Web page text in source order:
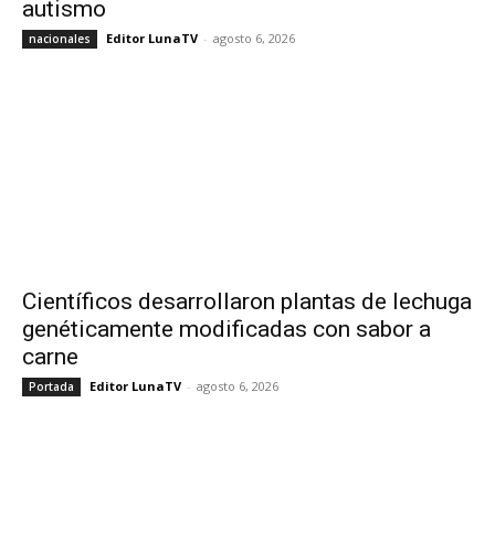
autismo
nacionales Editor LunaTV - agosto 6, 2026
Científicos desarrollaron plantas de lechuga
genéticamente modificadas con sabor a
carne
Portada Editor LunaTV - agosto 6, 2026